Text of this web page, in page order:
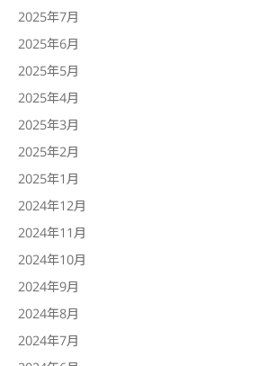
2025年7月
2025年6月
2025年5月
2025年4月
2025年3月
2025年2月
2025年1月
2024年12月
2024年11月
2024年10月
2024年9月
2024年8月
2024年7月